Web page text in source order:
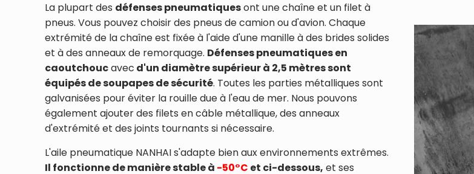
La plupart des défenses pneumatiquesont une chaîne et un filet à
pneus. Vous pouvez choisir des pneus de camion ou d'avion. Chaque
extrémité de la chaîne est fixée à l'aide d'une manille à des brides solides
et à des anneaux de remorquage. Défenses pneumatiques en
caoutchoucavec d'un diamètre supérieur à 2,5 mètres sont
équipés de soupapes de sécurité. Toutes les parties métalliques sont
galvanisées pour éviter la rouille due à l'eau de mer. Nous pouvons
également ajouter des filets en câble métallique, des anneaux
d'extrémité et des joints tournants si nécessaire.
L'aile pneumatique NANHAI s'adapte bien aux environnements extrêmes.
Il fonctionne de manière stable à -50°C et ci-dessous, et ses